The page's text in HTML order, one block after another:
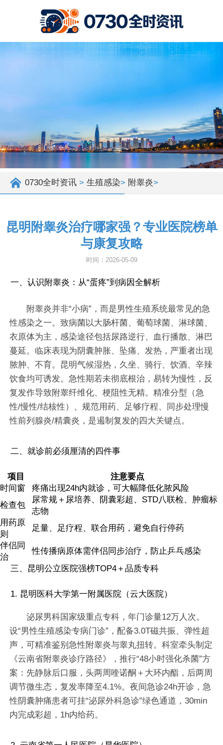
0730全时资讯 >生殖感染> 附睾炎>
昆明附睾炎治疗哪家强？专业医院榜单
与康复攻略
时间：2026-05-09
一、认识附睾炎：从“蛋疼”到病因全解析
附睾炎并非“小病”，而是男性生殖系统最常见的急
性感染之一。致病菌以大肠杆菌、葡萄球菌、淋球菌、
衣原体为主，感染途径包括尿路逆行、血行播散、淋巴
蔓延。临床表现为阴囊肿胀、坠痛、发热，严重者出现
脓肿、不育。昆明气候湿热，久坐、骑行、饮酒、辛辣
饮食均可诱发。急性期若未彻底根治，易转为慢性，反
复发作导致附睾纤维化、梗阻性无精。精准分型（急
性/慢性/结核性）、规范用药、足够疗程、同步处理慢
性前列腺炎/精囊炎，是遏制复发的四大关键点。
二、就诊前必须厘清的四件事
项目
注意要点
时间窗
疼痛出现24h内就诊，可大幅降低化脓风险
检查包
尿常规＋尿培养、阴囊彩超、STD八联检、肿瘤标
志物
用药原
则
足量、足疗程、联合用药，避免自行停药
伴侣同
治
性传播病原体需伴侣同步治疗，防止乒乓感染
三、昆明公立医院强榜TOP4＋品质专科
1. 昆明医科大学第一附属医院（云大医院）
泌尿男科国家级重点专科，年门诊量12万人次。
设“男性生殖感染专病门诊”，配备3.0T磁共振、弹性超
声，可精准鉴别急性附睾炎与睾丸扭转。科室牵头制定
《云南省附睾炎诊疗路径》，推行“48小时强化杀菌”方
案：先静脉后口服，头两周喹诺酮＋大环内酯，后两周
调节微生态，复发率降至4.1%。夜间急诊24h开诊，急
性阴囊肿痛患者可挂“泌尿外科急诊”绿色通道，30min
内完成彩超，1h内给药。